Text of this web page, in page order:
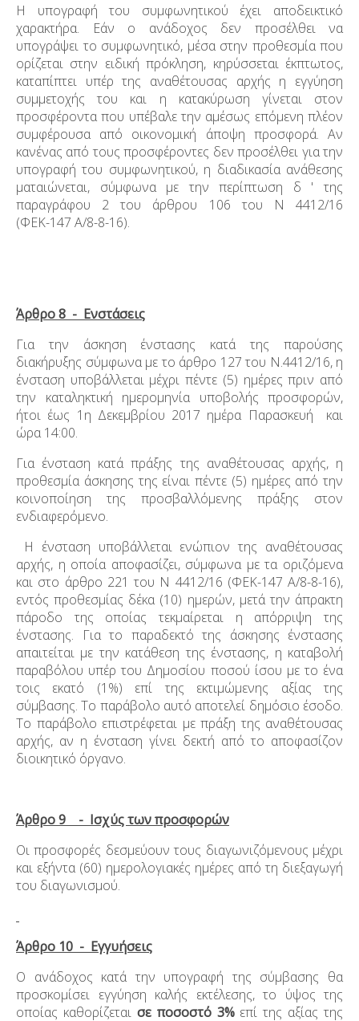
Η υπογραφή του συμφωνητικού έχει αποδεικτικό
χαρακτήρα. Εάν ο ανάδοχος δεν προσέλθει να
υπογράψει το συμφωνητικό, μέσα στην προθεσμία που
ορίζεται στην ειδική πρόκληση, κηρύσσεται έκπτωτος,
καταπίπτει υπέρ της αναθέτουσας αρχής η εγγύηση
συμμετοχής του και η κατακύρωση γίνεται στον
προσφέροντα που υπέβαλε την αμέσως επόμενη πλέον
συμφέρουσα από οικονομική άποψη προσφορά. Αν
κανένας από τους προσφέροντες δεν προσέλθει για την
υπογραφή του συμφωνητικού, η διαδικασία ανάθεσης
ματαιώνεται, σύμφωνα με την περίπτωση δ ' της
παραγράφου 2 του άρθρου 106 του Ν 4412/16
(ΦΕΚ-147 Α/8-8-16).
Άρθρο 8 - Ενστάσεις
Για την άσκηση ένστασης κατά της παρούσης
διακήρυξης σύμφωνα με το άρθρο 127 του Ν.4412/16, η
ένσταση υποβάλλεται μέχρι πέντε (5) ημέρες πριν από
την καταληκτική ημερομηνία υποβολής προσφορών,
ήτοι έως 1 η Δεκεμβρίου 2017 ημέρα Παρασκευή και
ώρα 14:00.
Για ένσταση κατά πράξης της αναθέτουσας αρχής, η
προθεσμία άσκησης της είναι πέντε (5) ημέρες από την
κοινοποίηση της προσβαλλόμενης πράξης στον
ενδιαφερόμενο.
Η ένσταση υποβάλλεται ενώπιον της αναθέτουσας
αρχής, η οποία αποφασίζει, σύμφωνα με τα οριζόμενα
και στο άρθρο 221 του Ν 4412/16 (ΦΕΚ-147 Α/8-8-16),
εντός προθεσμίας δέκα (10) ημερών, μετά την άπρακτη
πάροδο της οποίας τεκμαίρεται η απόρριψη της
ένστασης. Για το παραδεκτό της άσκησης ένστασης
απαιτείται με την κατάθεση της ένστασης, η καταβολή
παραβόλου υπέρ του Δημοσίου ποσού ίσου με το ένα
τοις εκατό (1%) επί της εκτιμώμενης αξίας της
σύμβασης. Το παράβολο αυτό αποτελεί δημόσιο έσοδο.
Το παράβολο επιστρέφεται με πράξη της αναθέτουσας
αρχής, αν η ένσταση γίνει δεκτή από το αποφασίζον
διοικητικό όργανο.
Άρθρο 9 - Ισχύς των προσφορών
Οι προσφορές δεσμεύουν τους διαγωνιζόμενους μέχρι
και εξήντα (60) ημερολογιακές ημέρες από τη διεξαγωγή
του διαγωνισμού.
Άρθρο 10 - Εγγυήσεις
Ο ανάδοχος κατά την υπογραφή της σύμβασης θα
προσκομίσει εγγύηση καλής εκτέλεσης, το ύψος της
οποίας καθορίζεται σε ποσοστό 3%επί της αξίας της